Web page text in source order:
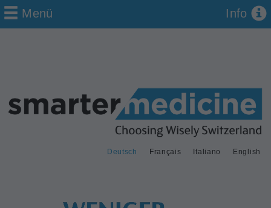
Deutsch Français Italiano English
Menü Info